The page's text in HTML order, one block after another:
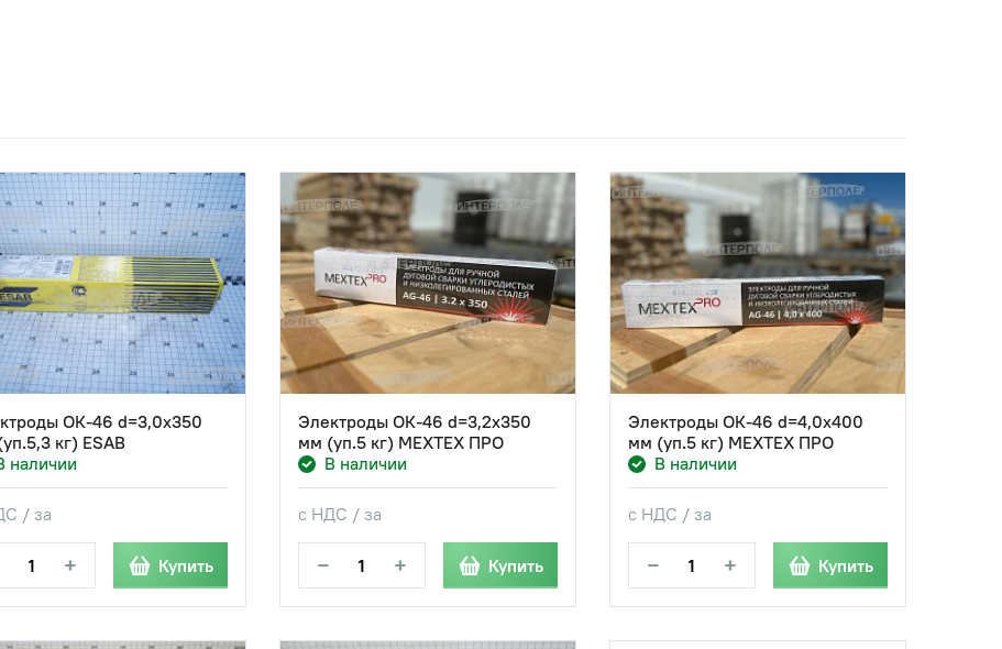
ОК-46 d=3,0х350
кг) ESAB
наличии
/ за
+ Купить
Электроды ОК-46 d=3,2х350
мм (уп.5 кг) МЕХТЕХ ПРО
В наличии
с НДС / за
− + Купить
Электроды ОК-46 d=4,0х400
мм (уп.5 кг) МЕХТЕХ ПРО
В наличии
с НДС / за
− + Купить